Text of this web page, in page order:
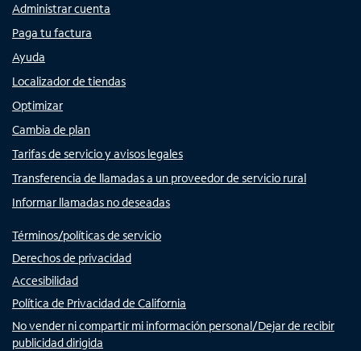
Administrar cuenta
Paga tu factura
Ayuda
Localizador de tiendas
Optimizar
Cambia de plan
Tarifas de servicio y avisos legales
Transferencia de llamadas a un proveedor de servicio rural
Informar llamadas no deseadas
Términos/políticas de servicio
Derechos de privacidad
Accesibilidad
Política de Privacidad de California
No vender ni compartir mi información personal/Dejar de recibir
publicidad dirigida